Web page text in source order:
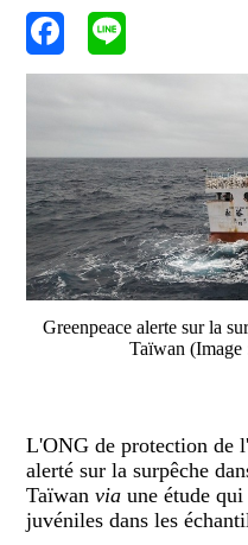
Greenpeace alerte sur la
Taïwan (Image
L'ONG de protection de
alerté sur la surpêche
Taïwanviaune étude
juvéniles dans les